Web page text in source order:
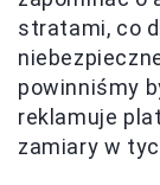
stratami, co
powinniśmy
reklamuje
zamiary w